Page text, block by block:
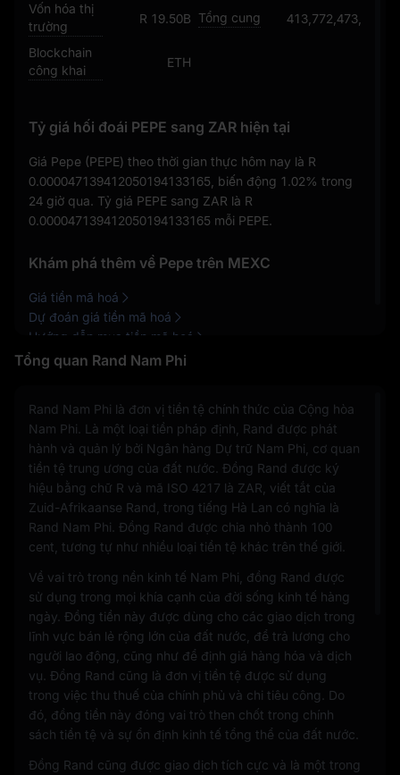
Tổng quan Rand Nam Phi
Vốn hóa thị
trường
R 19.50B Tổng cung
Blockchain
công khai
ETH
Tỷ giá hối đoái PEPE sang ZAR hiện tại
Giá Pepe (PEPE) theo thời gian thực hôm nay là R
0.000047139412050194133165, biến động 1.02% trong
24 giờ qua. Tỷ giá PEPE sang ZAR là R
0.000047139412050194133165 mỗi PEPE.
Khám phá thêm về Pepe trên MEXC
Giá tiền mã hoá
Dự đoán giá tiền mã hoá
Hướng dẫn mua tiền mã hoá
Rand Nam Phi là đơn vị tiền tệ chính thức của Cộng hòa
Nam Phi. Là một loại tiền pháp định, Rand được phát
hành và quản lý bởi Ngân hàng Dự trữ Nam Phi, cơ quan
tiền tệ trung ương của đất nước. Đồng Rand được ký
hiệu bằng chữ R và mã ISO 4217 là ZAR, viết tắt của
Zuid-Afrikaanse Rand, trong tiếng Hà Lan có nghĩa là
Rand Nam Phi. Đồng Rand được chia nhỏ thành 100
cent, tương tự như nhiều loại tiền tệ khác trên thế giới.
Về vai trò trong nền kinh tế Nam Phi, đồng Rand được
sử dụng trong mọi khía cạnh của đời sống kinh tế hàng
ngày. Đồng tiền này được dùng cho các giao dịch trong
lĩnh vực bán lẻ rộng lớn của đất nước, để trả lương cho
người lao động, cũng như để định giá hàng hóa và dịch
vụ. Đồng Rand cũng là đơn vị tiền tệ được sử dụng
trong việc thu thuế của chính phủ và chi tiêu công. Do
đó, đồng tiền này đóng vai trò then chốt trong chính
sách tiền tệ và sự ổn định kinh tế tổng thể của đất nước.
Đồng Rand cũng được giao dịch tích cực và là một trong